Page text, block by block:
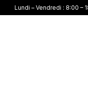
Lundi – Vendredi : 8:00 –